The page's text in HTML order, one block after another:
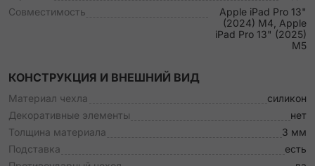
Совместимость
Apple iPad Pro 13"
(2024) M4, Apple
iPad Pro 13" (2025)
M5
КОНСТРУКЦИЯ И ВНЕШНИЙ ВИД
Материал чехла
силикон
Декоративные элементы
нет
Толщина материала
3 мм
Подставка
есть